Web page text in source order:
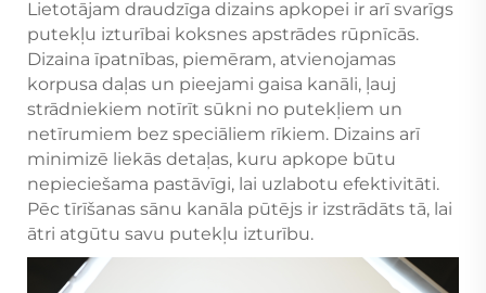
Lietotājam draudzīga dizains apkopei ir arī svarīgs
putekļu izturībai koksnes apstrādes rūpnīcās.
Dizaina īpatnības, piemēram, atvienojamas
korpusa daļas un pieejami gaisa kanāli, ļauj
strādniekiem notīrīt sūkni no putekļiem un
netīrumiem bez speciāliem rīkiem. Dizains arī
minimizē liekās detaļas, kuru apkope būtu
nepieciešama pastāvīgi, lai uzlabotu efektivitāti.
Pēc tīrīšanas sānu kanāla pūtējs ir izstrādāts tā, lai
ātri atgūtu savu putekļu izturību.